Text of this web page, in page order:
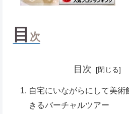
目 次
目次
自宅にいながらにして美術
きるバーチャルツアー